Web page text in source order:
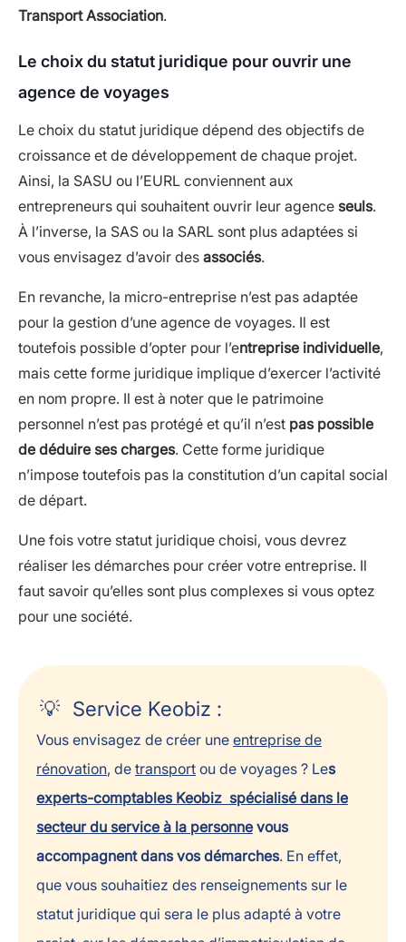
Transport Association.
Le choix du statut juridique pour ouvrir une
agence de voyages
Le choix du statut juridique dépend des objectifs de
croissance et de développement de chaque projet.
Ainsi, la SASU ou l’EURL conviennent aux
entrepreneurs qui souhaitent ouvrir leur agence seuls.
À l’inverse, la SAS ou la SARL sont plus adaptées si
vous envisagez d’avoir des associés.
En revanche, la micro-entreprise n’est pas adaptée
pour la gestion d’une agence de voyages. Il est
toutefois possible d’opter pour l’entreprise individuelle,
mais cette forme juridique implique d’exercer l’activité
en nom propre. Il est à noter que le patrimoine
personnel n’est pas protégé et qu’il n’est pas possible
de déduire ses charges. Cette forme juridique
n’impose toutefois pas la constitution d’un capital social
de départ.
Une fois votre statut juridique choisi, vous devrez
réaliser les démarches pour créer votre entreprise. Il
faut savoir qu’elles sont plus complexes si vous optez
pour une société.
Service Keobiz :
Vous envisagez de créer une entreprise de
rénovation, de transport ou de voyages ? Les
experts-comptables Keobiz spécialisé dans le
secteur du service à la personne vous
accompagnent dans vos démarches. En effet,
que vous souhaitiez des renseignements sur le
statut juridique qui sera le plus adapté à votre